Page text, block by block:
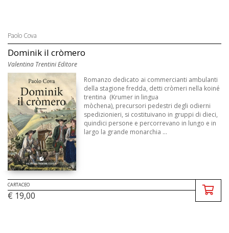
Paolo Cova
Dominik il cròmero
Valentina Trentini Editore
Romanzo dedicato ai commercianti ambulanti
della stagione fredda, detti cròmeri nella koiné
trentina (Krumer in lingua
mòchena), precursori pedestri degli odierni
spedizionieri, si costituivano in gruppi di dieci,
quindici persone e percorrevano in lungo e in
largo la grande monarchia ...
CARTACEO
€ 19,00